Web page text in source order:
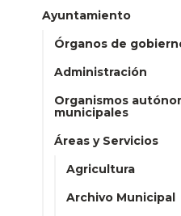
Ayuntamiento
Órganos de
Administración
Organismos
municipales
Áreas y Servicios
Agricultura
Archivo Municipal